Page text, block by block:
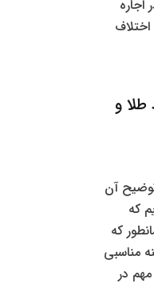
به 400 درصد اختلاف
و
آن
که
که
مناسبی
در